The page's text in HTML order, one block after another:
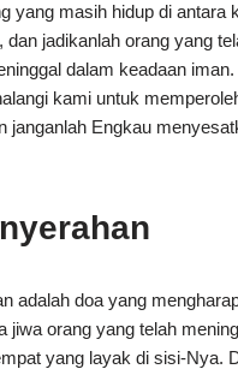
yang masih hidup di antara
dan jadikanlah orang yang
dalam keadaan iman.
kami untuk
janganlah Engkau
adalah doa yang
jiwa orang yang telah
yang layak di sisi-Nya.